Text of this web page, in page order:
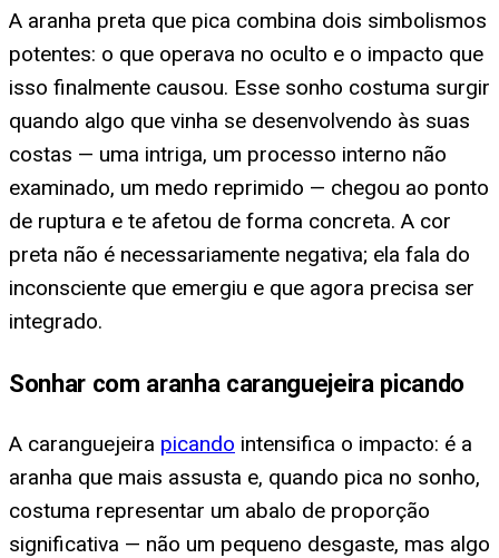
A aranha preta que pica combina dois simbolismos
potentes: o que operava no oculto e o impacto que
isso finalmente causou. Esse sonho costuma surgir
quando algo que vinha se desenvolvendo às suas
costas — uma intriga, um processo interno não
examinado, um medo reprimido — chegou ao ponto
de ruptura e te afetou de forma concreta. A cor
preta não é necessariamente negativa; ela fala do
inconsciente que emergiu e que agora precisa ser
integrado.
Sonhar com aranha caranguejeira picando
A caranguejeira picando intensifica o impacto: é a
aranha que mais assusta e, quando pica no sonho,
costuma representar um abalo de proporção
significativa — não um pequeno desgaste, mas algo